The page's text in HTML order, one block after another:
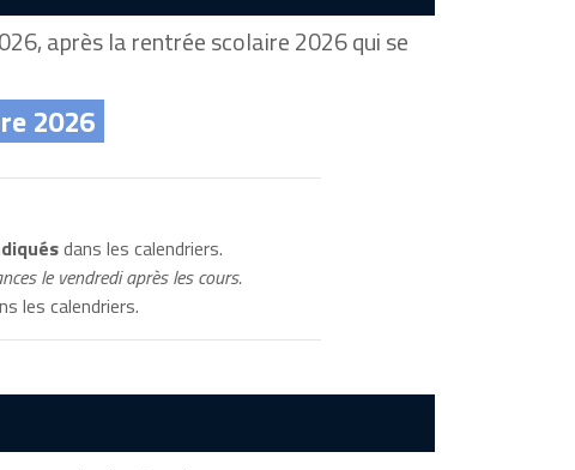
après la rentrée scolaire 2026 qui se
2026
dans les calendriers.
le vendredi après les cours.
les calendriers.